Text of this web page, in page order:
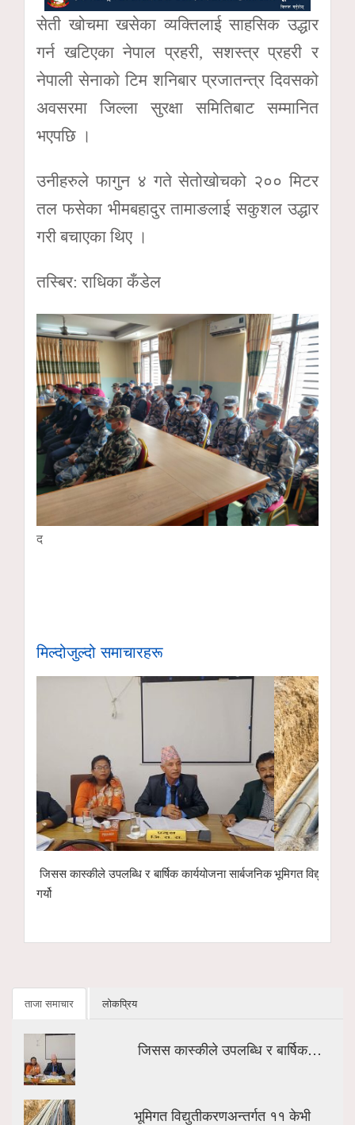
सेती खोचमा खसेका व्यक्तिलाई साहसिक उद्धार
गर्न खटिएका नेपाल प्रहरी, सशस्त्र प्रहरी र
नेपाली सेनाको टिम शनिबार प्रजातन्त्र दिवसको
अवसरमा जिल्ला सुरक्षा समितिबाट सम्मानित
भएपछि ।
उनीहरुले फागुन ४ गते सेतोखोचको २०० मिटर
तल फसेका भीमबहादुर तामाङलाई सकुशल उद्धार
गरी बचाएका थिए ।
तस्बिर: राधिका कँडेल
द
मिल्दोजुल्दो समाचारहरू
सार्बजनिकभूमिगत विद्युतीकरणअन्तर्गत ११ केभी लाइन ‘चार्ज’ गरिँदै
पोखरा
ताजा समाचार लोकप्रिय
जिसस कास्कीले उपलब्धि र बार्षिक…
भूमिगत विद्युतीकरणअन्तर्गत ११ केभी